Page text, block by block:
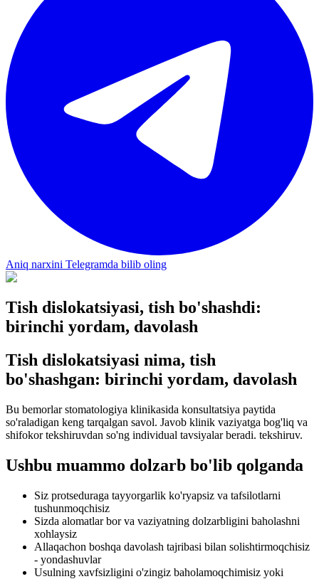
Aniq narxini Telegramda bilib oling
Tish dislokatsiyasi, tish bo'shashdi:
birinchi yordam, davolash
Tish dislokatsiyasi nima, tish
bo'shashgan: birinchi yordam, davolash
Bu bemorlar stomatologiya klinikasida konsultatsiya paytida
so'raladigan keng tarqalgan savol. Javob klinik vaziyatga bog'liq va
shifokor tekshiruvdan so'ng individual tavsiyalar beradi. tekshiruv.
Ushbu muammo dolzarb bo'lib qolganda
Siz protseduraga tayyorgarlik ko'ryapsiz va tafsilotlarni
tushunmoqchisiz
Sizda alomatlar bor va vaziyatning dolzarbligini baholashni
xohlaysiz
Allaqachon boshqa davolash tajribasi bilan solishtirmoqchisiz
- yondashuvlar
Usulning xavfsizligini o'zingiz baholamoqchimisiz yoki